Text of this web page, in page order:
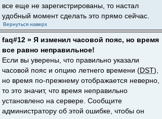
все еще не зарегистрированы, то настал
удобный момент сделать это прямо сейчас.
Вернуться наверх
faq#12 » Я изменил часовой пояс, но время
все равно неправильное!
Если вы уверены, что правильно указали
часовой пояс и опцию летнего времени (DST),
но время по-прежнему отображается неверно,
то это значит, что время неправильно
установлено на сервере. Сообщите
администратору об этой ошибке, чтобы он